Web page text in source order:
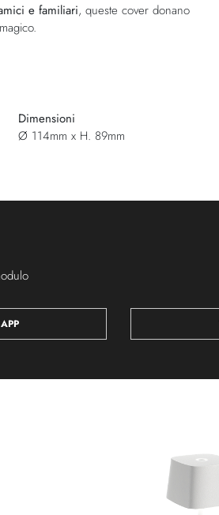
e familiari, queste cover donano
Dimensioni
Ø 114mm x H. 89mm